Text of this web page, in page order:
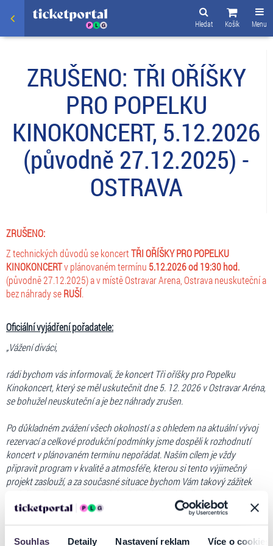
Souhlas Detaily Nastavení reklam Více o cookies
Menu
Košík
Hledat
ZRUŠENO: TŘI OŘÍŠKY
PRO POPELKU
KINOKONCERT, 5.12.2026
(původně 27.12.2025) -
OSTRAVA
ZRUŠENO:
Z technických důvodů se koncertTŘI OŘÍŠKY PRO POPELKU
KINOKONCERTv plánovaném termínu 5.12.2026od 19:30 hod.
(původně 27.12.2025) a v místě Ostravar Arena, Ostrava neuskuteční a
bez náhrady seRUŠÍ.
Oficiální vyjádření pořadatele:
„Vážení diváci,
rádi bychom vás informovali, že koncert Tři oříšky pro Popelku
Kinokoncert, který se měl uskutečnit dne 5. 12. 2026 v Ostravar Aréna,
se bohužel neuskuteční a je bez náhrady zrušen.
Po důkladném zvážení všech okolností a s ohledem na aktuální vývoj
rezervací a celkové produkční podmínky jsme dospěli k rozhodnutí
koncert v plánovaném termínu nepořádat. Naším cílem je vždy
připravit program v kvalitě a atmosféře, kterou si tento výjimečný
projekt zaslouží, a za současné situace bychom Vám takový zážitek
vstupenky lze vrátit v místě jejich zakoupení.